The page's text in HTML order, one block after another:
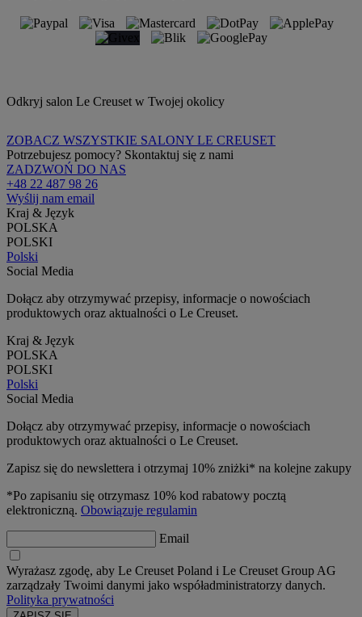
Odkryj salon Le Creuset w Twojej okolicy
ZOBACZ WSZYSTKIE SALONY LE CREUSET
Potrzebujesz pomocy? Skontaktuj się z nami
ZADZWOŃ DO NAS
+48 22 487 98 26
Wyślij nam email
Kraj & Język
POLSKA
POLSKI
Polski
Social Media
Dołącz aby otrzymywać przepisy, informacje o nowościach
produktowych oraz aktualności o Le Creuset.
Kraj & Język
POLSKA
POLSKI
Polski
Social Media
Dołącz aby otrzymywać przepisy, informacje o nowościach
produktowych oraz aktualności o Le Creuset.
Zapisz się do newslettera i otrzymaj 10% zniżki* na kolejne zakupy
*Po zapisaniu się otrzymasz 10% kod rabatowy pocztą
elektroniczną. Obowiązuje regulamin
Email
Wyrażasz zgodę, aby Le Creuset Poland i Le Creuset Group AG
zarządzały Twoimi danymi jako współadministratorzy danych.
Polityka prywatności